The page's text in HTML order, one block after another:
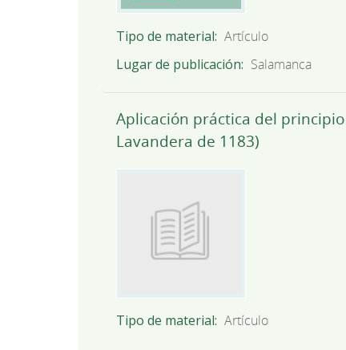
Tipo de material Artículo
Lugar de publicación
Salamanca
Aplicación práctica del
Lavandera de 1183)
Tipo de material Artículo